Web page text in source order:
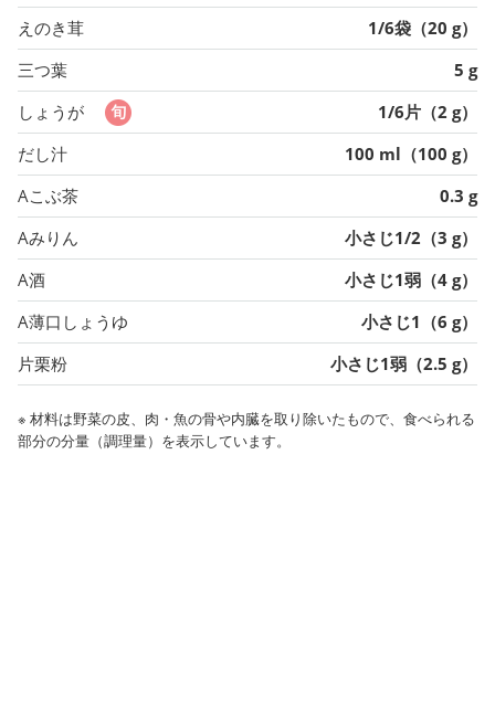
えのき茸
1/6袋（20 g）
三つ葉
5 g
しょうが
1/6片（2 g）
だし汁
100 ml（100 g）
Aこぶ茶
0.3 g
Aみりん
小さじ1/2（3 g）
A酒
小さじ1弱（4 g）
A薄口しょうゆ
小さじ1（6 g）
片栗粉
小さじ1弱（2.5 g）
※ 材料は野菜の皮、肉・魚の骨や内臓を取り除いたもので、食べられる
部分の分量（調理量）を表示しています。